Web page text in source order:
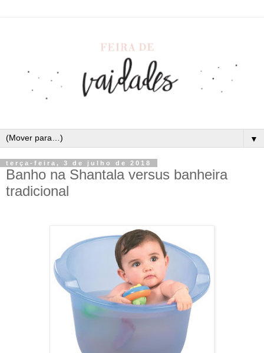
▼
terça-feira, 3 de julho de 2018
Banho na Shantala versus banheira
tradicional